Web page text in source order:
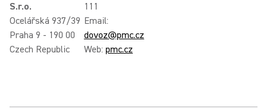
S.r.o.
Ocelářská 937/39
Praha 9 - 190 00
Czech Republic
111
Email:
dovoz@pmc.cz
Web: pmc.cz